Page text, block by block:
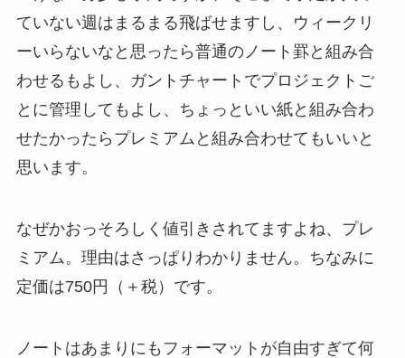
ていない週はまるまる飛ばせますし、ウィークリ
ーいらないなと思ったら普通のノート罫と組み合
わせるもよし、ガントチャートでプロジェクトご
とに管理してもよし、ちょっといい紙と組み合わ
せたかったらプレミアムと組み合わせてもいいと
思います。
なぜかおっそろしく値引きされてますよね、プレ
ミアム。理由はさっぱりわかりません。ちなみに
定価は750円（＋税）です。
ノートはあまりにもフォーマットが自由すぎて何